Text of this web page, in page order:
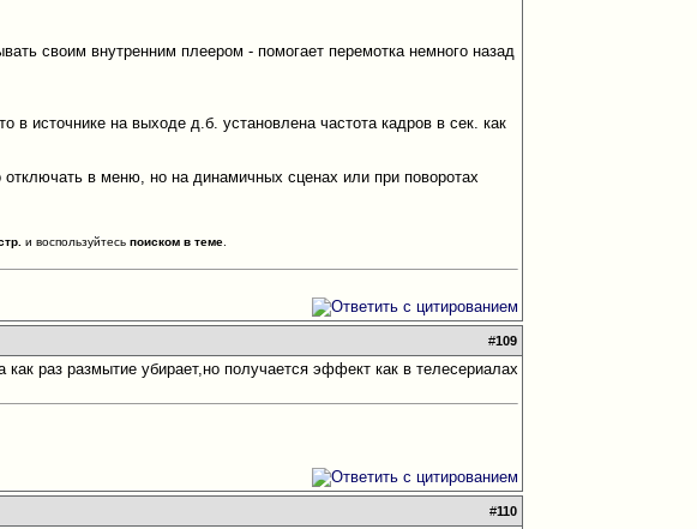
своим внутренним плеером - помогает перемотка немного назад
источнике на выходе д.б. установлена частота кадров в сек. как
в меню, но на динамичных сценах или при поворотах
и воспользуйтесьпоиском в теме
#109
раз размытие убирает,но получается эффект как в телесериалах
#110